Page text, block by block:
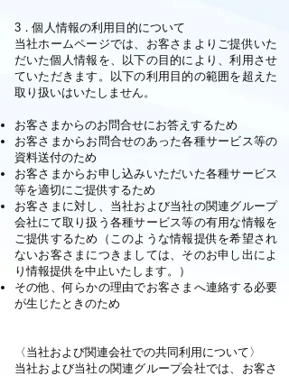
3．個人情報の利用目的について
当社ホームページでは、お客さまよりご提供いた
だいた個人情報を、以下の目的により、利用させ
ていただきます。以下の利用目的の範囲を超えた
取り扱いはいたしません。
お客さまからのお問合せにお答えするため
お客さまからお問合せのあった各種サービス等の
資料送付のため
お客さまからお申し込みいただいた各種サービス
等を適切にご提供するため
お客さまに対し、当社および当社の関連グループ
会社にて取り扱う各種サービス等の有用な情報を
ご提供するため（このような情報提供を希望され
ないお客さまにつきましては、そのお申し出によ
り情報提供を中止いたします。）
その他、何らかの理由でお客さまへ連絡する必要
が生じたときのため
〈当社および関連会社での共同利用について〉
当社および当社の関連グループ会社では、お客さ